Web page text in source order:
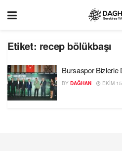
Etiket: recep bölükbaşı
Bursaspor Bizlerle
BY DAĞHAN EKIM